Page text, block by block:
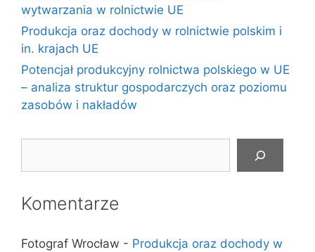
wytwarzania w rolnictwie UE
Produkcja oraz dochody w rolnictwie polskim i
in. krajach UE
Potencjał produkcyjny rolnictwa polskiego w UE
– analiza struktur gospodarczych oraz poziomu
zasobów i nakładów
Komentarze
Fotograf Wrocław - Produkcja oraz dochody w